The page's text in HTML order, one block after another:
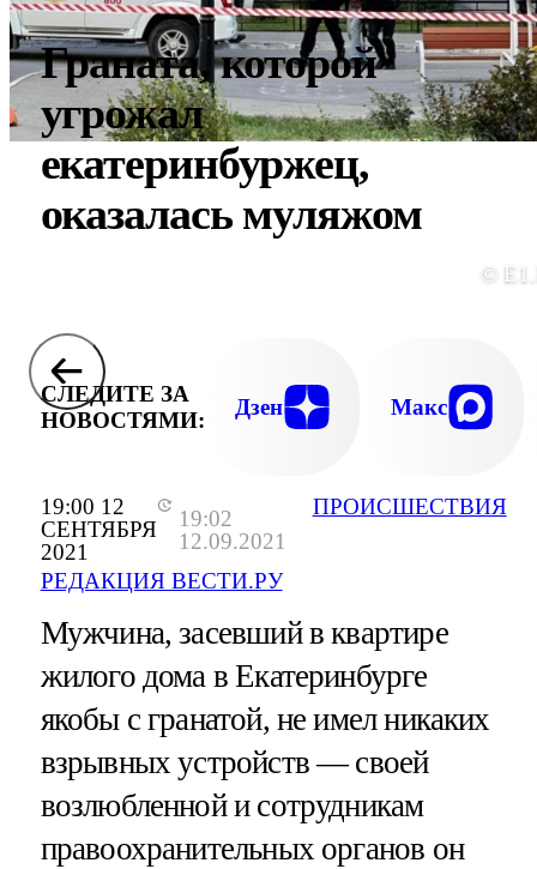
19:00 12
СЕНТЯБРЯ
2021
19:02
12.09.2021
РЕДАКЦИЯ ВЕСТИ.РУ
ПРОИСШЕСТВИЯ
Граната, которой
угрожал
екатеринбуржец,
оказалась муляжом
©
СЛЕДИТЕ ЗА
НОВОСТЯМИ:
Дзен Макс
Мужчина, засевший в квартире
жилого дома в Екатеринбурге
якобы с гранатой, не имел никаких
взрывных устройств — своей
возлюбленной и сотрудникам
правоохранительных органов он